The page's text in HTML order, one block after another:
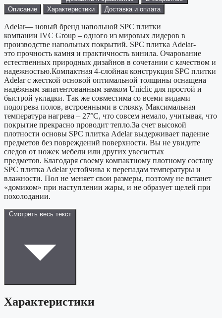
Описание
Характеристики Доставка и оплата
Adelar— новый бренд напольной SPC плитки
компании IVC Group – одного из мировых лидеров в
производстве напольных покрытий. SPC плитка Adelar-
это прочность камня и практичность винила. Очарование
естественных природных дизайнов в сочетании с качеством и
надежностью.Компактная 4-слойная конструкция SPС плитки
Adelar с жесткой основой оптимальной толщины оснащена
надёжным запатентованным замком Uniclic для простой и
быстрой укладки. Так же совместима со всеми видами
подогрева полов, встроенными в стяжку. Максимальная
температура нагрева – 27°С, что совсем немало, учитывая, что
покрытие прекрасно проводит тепло.За счет высокой
плотности основы SPС плитка Adelar выдерживает падение
предметов без повреждений поверхности. Вы не увидите
следов от ножек мебели или других увесистых
предметов. Благодаря своему компактному плотному составу
SPC плитка Adelar устойчива к перепадам температуры и
влажности. Пол не меняет свои размеры, поэтому не встанет
«домиком» при наступлении жары, и не образует щелей при
похолодании.
Смотреть весь текст
Характеристики